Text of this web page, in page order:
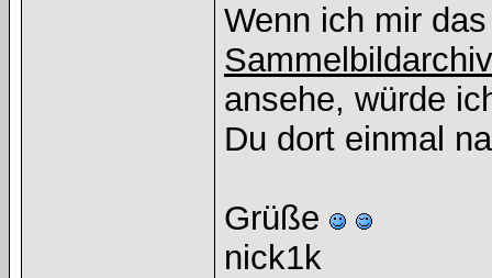
Wenn ich mir
Sammelbildarchiv
ansehe, würde
Du dort einmal
Grüße
nick1k